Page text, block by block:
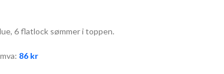
6 flatlock sømmer i toppen.
86 kr